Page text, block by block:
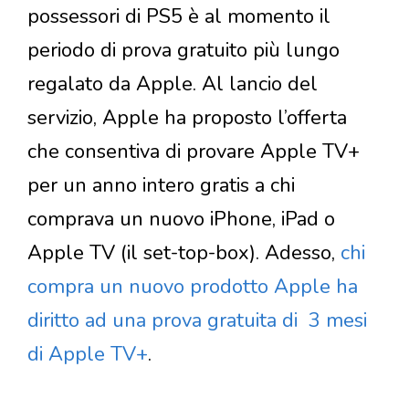
possessori di PS5 è al momento il
periodo di prova gratuito più lungo
regalato da Apple. Al lancio del
servizio, Apple ha proposto l’offerta
che consentiva di provare Apple TV+
per un anno intero gratis a chi
comprava un nuovo iPhone, iPad o
Apple TV (il set-top-box). Adesso, chi
compra un nuovo prodotto Apple ha
diritto ad una prova gratuita di 3 mesi
di Apple TV+.